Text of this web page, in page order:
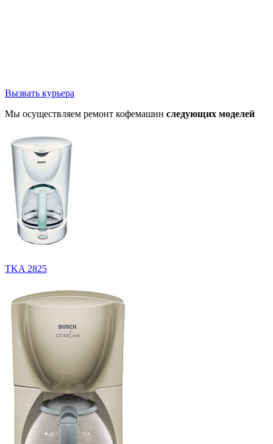
Вызвать курьера
Мы осуществляем ремонт кофемашин следующих моделей
TKA 2825